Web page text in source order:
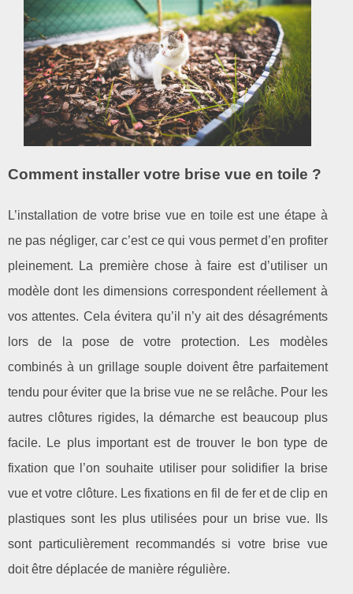
Comment installer votre brise vue en toile ?
L’installation de votre brise vue en toile est une étape à
ne pas négliger, car c’est ce qui vous permet d’en profiter
pleinement. La première chose à faire est d’utiliser un
modèle dont les dimensions correspondent réellement à
vos attentes. Cela évitera qu’il n’y ait des désagréments
lors de la pose de votre protection. Les modèles
combinés à un grillage souple doivent être parfaitement
tendu pour éviter que la brise vue ne se relâche. Pour les
autres clôtures rigides, la démarche est beaucoup plus
facile. Le plus important est de trouver le bon type de
fixation que l’on souhaite utiliser pour solidifier la brise
vue et votre clôture. Les fixations en fil de fer et de clip en
plastiques sont les plus utilisées pour un brise vue. Ils
sont particulièrement recommandés si votre brise vue
doit être déplacée de manière régulière.